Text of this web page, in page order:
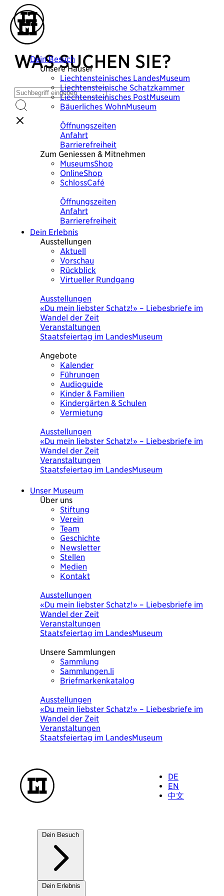
Dein Besuch
Unsere Häuser
Liechtensteinisches LandesMuseum
Liechtensteinische Schatzkammer
Liechtensteinisches PostMuseum
Bäuerliches WohnMuseum
Öffnungszeiten
Anfahrt
Barrierefreiheit
Zum Geniessen & Mitnehmen
MuseumsShop
OnlineShop
SchlossCafé
Öffnungszeiten
Anfahrt
Barrierefreiheit
Dein Erlebnis
Ausstellungen
Aktuell
Vorschau
Rückblick
Virtueller Rundgang
Ausstellungen
«Du mein liebster Schatz!» – Liebesbriefe im
Wandel der Zeit
Veranstaltungen
Staatsfeiertag im LandesMuseum
Angebote
Kalender
Führungen
Audioguide
Kinder & Familien
Kindergärten & Schulen
Vermietung
Ausstellungen
«Du mein liebster Schatz!» – Liebesbriefe im
Wandel der Zeit
Veranstaltungen
Staatsfeiertag im LandesMuseum
Unser Museum
Über uns
Stiftung
Verein
Team
Geschichte
Newsletter
Stellen
Medien
Kontakt
Ausstellungen
«Du mein liebster Schatz!» – Liebesbriefe im
Wandel der Zeit
Veranstaltungen
Staatsfeiertag im LandesMuseum
Unsere Sammlungen
Sammlung
Sammlungen.li
Briefmarkenkatalog
Ausstellungen
«Du mein liebster Schatz!» – Liebesbriefe im
Wandel der Zeit
Veranstaltungen
Staatsfeiertag im LandesMuseum
DE
EN
中文
Dein Besuch
Unsere Häuser
Dein Erlebnis
WAS SUCHEN SIE?